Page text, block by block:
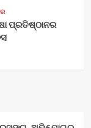
ପ୍ରତିଷ୍ଠାନର